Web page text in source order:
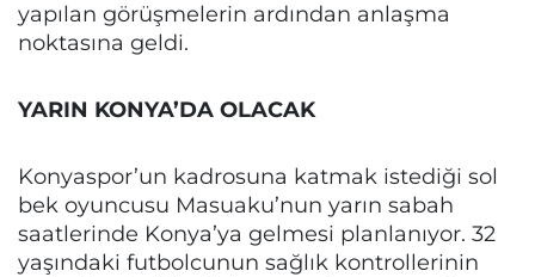
yapılan görüşmelerin ardından anlaşma
noktasına geldi.
YARIN KONYA’DA OLACAK
Konyaspor’un kadrosuna katmak istediği sol
bek oyuncusu Masuaku’nun yarın sabah
saatlerinde Konya’ya gelmesi planlanıyor. 32
yaşındaki futbolcunun sağlık kontrollerinin